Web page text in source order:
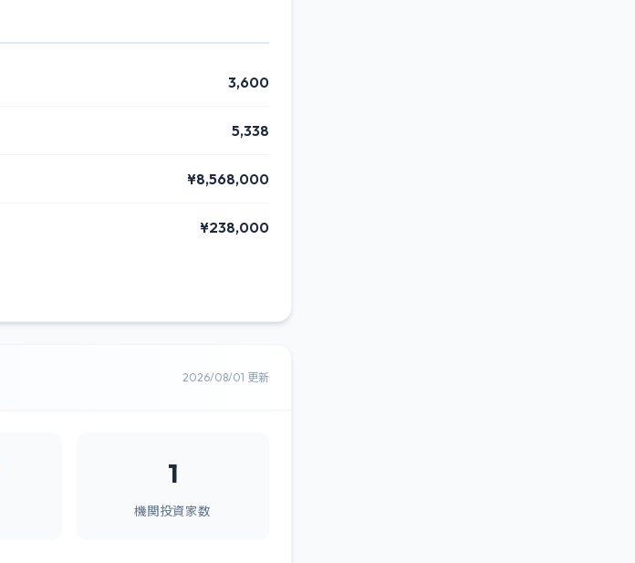
3,600
5,338
¥8,568,000
¥238,000
2026/08/01 更新
1
機関投資家数